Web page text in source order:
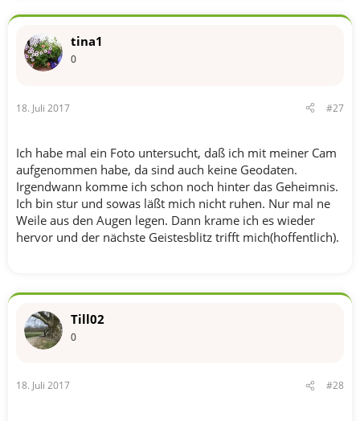
tina1
0
18. Juli 2017 #27
Ich habe mal ein Foto untersucht, daß ich mit meiner Cam
aufgenommen habe, da sind auch keine Geodaten.
Irgendwann komme ich schon noch hinter das Geheimnis.
Ich bin stur und sowas läßt mich nicht ruhen. Nur mal ne
Weile aus den Augen legen. Dann krame ich es wieder
hervor und der nächste Geistesblitz trifft mich(hoffentlich).
Till02
0
18. Juli 2017 #28